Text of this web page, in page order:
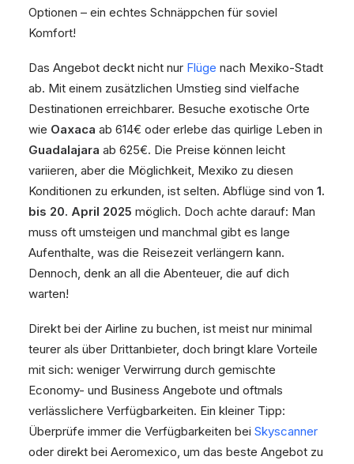
Optionen – ein echtes Schnäppchen für soviel
Komfort!
Das Angebot deckt nicht nur Flüge nach Mexiko-Stadt
ab. Mit einem zusätzlichen Umstieg sind vielfache
Destinationen erreichbarer. Besuche exotische Orte
wie Oaxaca ab 614€ oder erlebe das quirlige Leben in
Guadalajara ab 625€. Die Preise können leicht
variieren, aber die Möglichkeit, Mexiko zu diesen
Konditionen zu erkunden, ist selten. Abflüge sind von 1.
bis 20. April 2025 möglich. Doch achte darauf: Man
muss oft umsteigen und manchmal gibt es lange
Aufenthalte, was die Reisezeit verlängern kann.
Dennoch, denk an all die Abenteuer, die auf dich
warten!
Direkt bei der Airline zu buchen, ist meist nur minimal
teurer als über Drittanbieter, doch bringt klare Vorteile
mit sich: weniger Verwirrung durch gemischte
Economy- und Business Angebote und oftmals
verlässlichere Verfügbarkeiten. Ein kleiner Tipp:
Überprüfe immer die Verfügbarkeiten bei Skyscanner
oder direkt bei Aeromexico, um das beste Angebot zu